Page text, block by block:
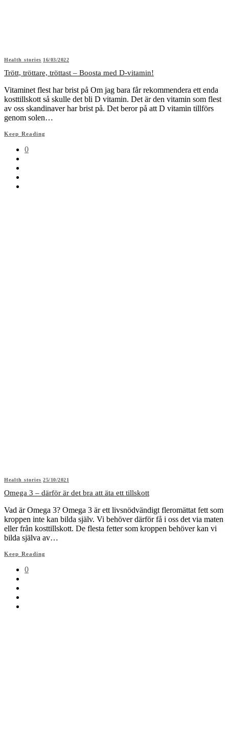
Health stories 16/03/2022
Trött, tröttare, tröttast – Boosta med D-vitamin!
Vitaminet flest har brist på Om jag bara får rekommendera ett enda
kosttillskott så skulle det bli D vitamin. Det är den vitamin som flest
av oss skandinaver har brist på. Det beror på att D vitamin tillförs
genom solen…
Keep Reading
0
Health stories 25/10/2021
Omega 3 – därför är det bra att äta ett tillskott
Vad är Omega 3? Omega 3 är ett livsnödvändigt fleromättat fett som
kroppen inte kan bilda själv. Vi behöver därför få i oss det via maten
eller från kosttillskott. De flesta fetter som kroppen behöver kan vi
bilda själva av…
Keep Reading
0